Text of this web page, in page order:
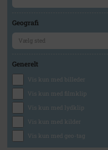
Geografi
Generelt
Vis kun med billeder
Vis kun med filmklip
Vis kun med lydklip
Vis kun med kilder
Vis kun med geo-tag